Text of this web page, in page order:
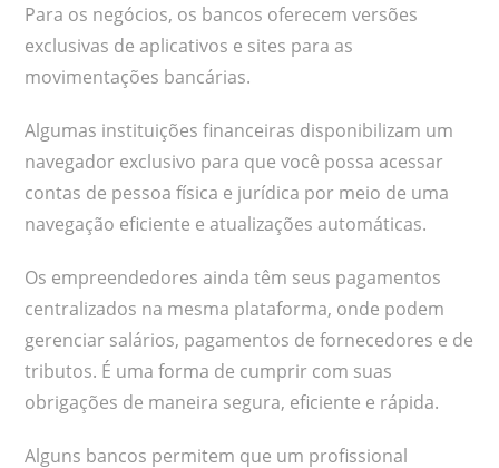
Para os negócios, os bancos oferecem versões
exclusivas de aplicativos e sites para as
movimentações bancárias.
Algumas instituições financeiras disponibilizam um
navegador exclusivo para que você possa acessar
contas de pessoa física e jurídica por meio de uma
navegação eficiente e atualizações automáticas.
Os empreendedores ainda têm seus pagamentos
centralizados na mesma plataforma, onde podem
gerenciar salários, pagamentos de fornecedores e de
tributos. É uma forma de cumprir com suas
obrigações de maneira segura, eficiente e rápida.
Alguns bancos permitem que um profissional